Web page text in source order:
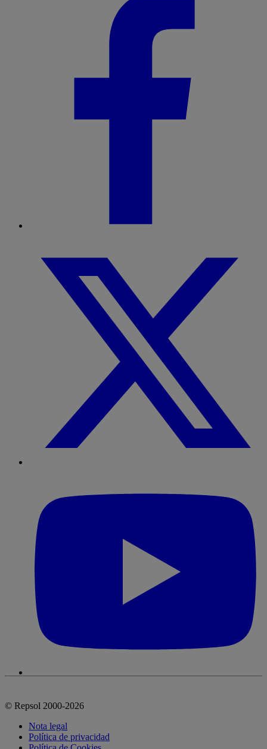
© Repsol 2000-2026
Nota legal
Política de privacidad